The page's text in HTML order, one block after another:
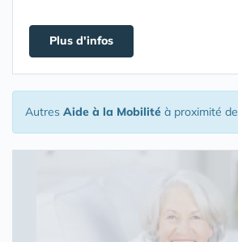
Plus d'infos
Autres Aide à la Mobilité à proximité de